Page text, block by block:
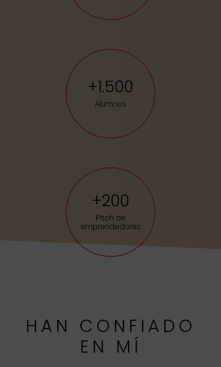
+1.500
Alumnos
+200
Pitch de
emprendedores
HAN CONFIADO
EN MÍ